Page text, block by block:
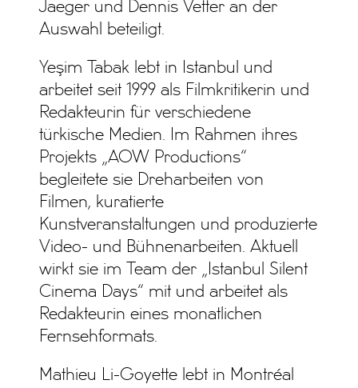
Jaeger und Dennis Vetter an der
Auswahl beteiligt.
Yeşim Tabak lebt in Istanbul und
arbeitet seit 1999 als Filmkritikerin und
Redakteurin für verschiedene
türkische Medien. Im Rahmen ihres
Projekts „AOW Productions“
begleitete sie Dreharbeiten von
Filmen, kuratierte
Kunstveranstaltungen und produzierte
Video- und Bühnenarbeiten. Aktuell
wirkt sie im Team der „Istanbul Silent
Cinema Days“ mit und arbeitet als
Redakteurin eines monatlichen
Fernsehformats.
Mathieu Li-Goyette lebt in Montréal